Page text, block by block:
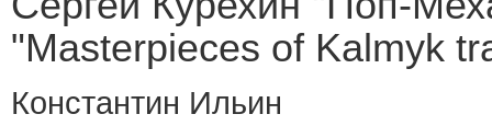
"Masterpieces of Kalmyk
Константин Ильин